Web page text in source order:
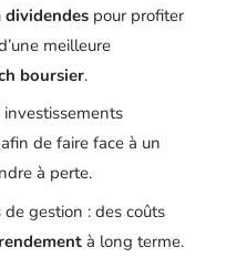
dividendes pour profiter
meilleure
boursier.
de faire face à un
à perte.
gestion : des coûts
rendement à long terme.